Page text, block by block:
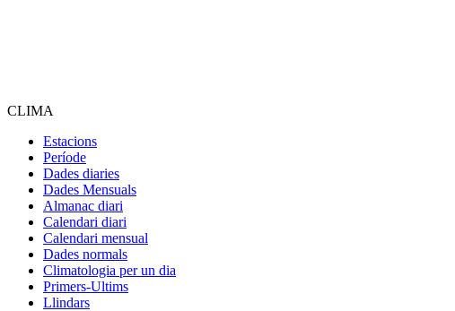
CLIMA
Estacions
Període
Dades diaries
Dades Mensuals
Almanac diari
Calendari diari
Calendari mensual
Dades normals
Climatologia per un dia
Primers-Ultims
Llindars